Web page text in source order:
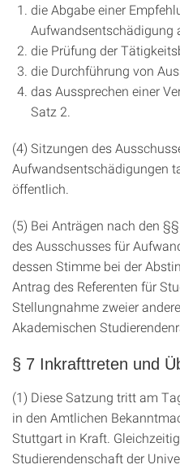
die Abgabe einer
Aufwandsentschädigung
die Prüfung der
die Durchführung von
das Aussprechen einer
Satz 2.
(4) Sitzungen des
Aufwandsentschädigungen
öffentlich.
(5) Bei Anträgen nach den
des Ausschusses für
dessen Stimme bei der
Antrag des Referenten für
Stellungnahme zweier
Akademischen
§ 7 Inkrafttreten und
(1) Diese Satzung tritt am
in den Amtlichen
Stuttgart in Kraft.
Studierendenschaft der